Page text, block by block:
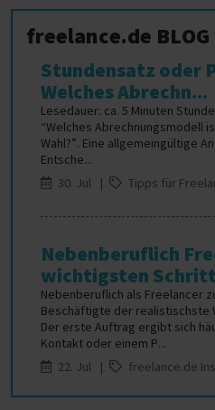
freelance.de BLOG
Stundensatz oder
Welches Abrechn...
Lesedauer: ca. 5 Minuten
“Welches Abrechnungsmodell
Wahl?”. Eine allgemeingültige
Entsche...
30. Jul |
Tipps für
Nebenberuflich
wichtigsten
Nebenberuflich als Freelancer
Beschäftigte der realistischste
Der erste Auftrag ergibt sich
Kontakt oder einem P...
22. Jul |
freelance.de